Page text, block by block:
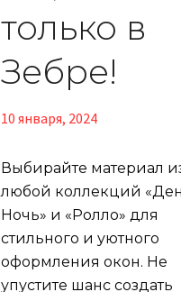
только в
Зебре!
10 января, 2024
Выбирайте материал
любой коллекций
Ночь» и «Ролло» для
стильного и уютного
оформления окон. Не
упустите шанс создать